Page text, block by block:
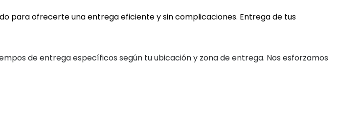
para ofrecerte una entrega eficiente y sin complicaciones. Entrega de tus
de entrega específicos según tu ubicación y zona de entrega. Nos esforzamos